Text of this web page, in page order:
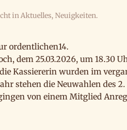
inAktuelles, Neuigkeiten.
ordentlichen14.
dem 25.03.2026, um 18.30
Kassiererin wurden im
stehen die Neuwahlen des 2.
von einem Mitglied